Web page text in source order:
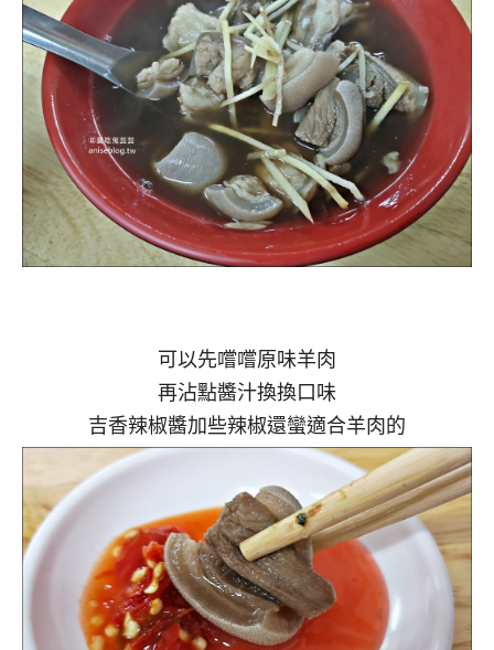
可以先嚐嚐原味羊肉
再沾點醬汁換換口味
吉香辣椒醬加些辣椒還蠻適合羊肉的